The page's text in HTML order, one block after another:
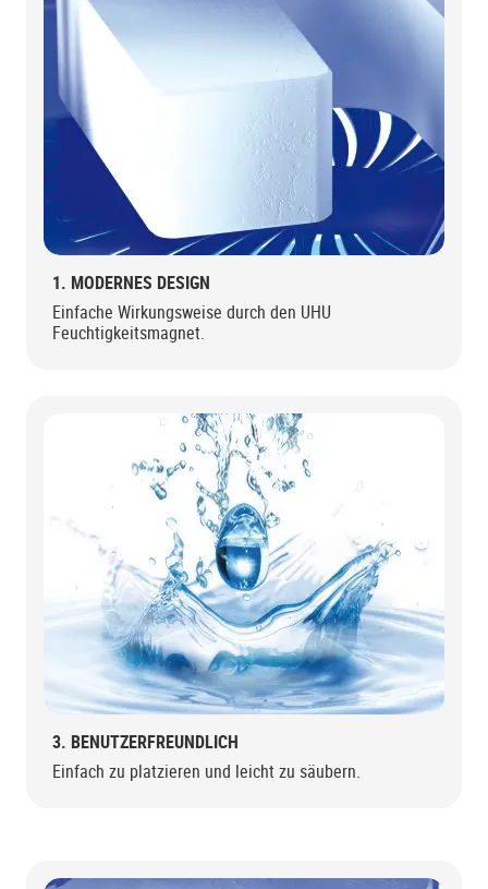
1. MODERNES DESIGN
Einfache Wirkungsweise durch den UHU
Feuchtigkeitsmagnet.
3. BENUTZERFREUNDLICH
Einfach zu platzieren und leicht zu säubern.